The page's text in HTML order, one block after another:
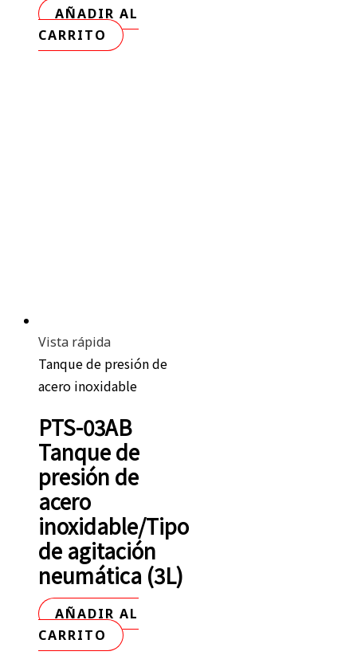
AÑADIR AL
CARRITO
Vista rápida
Tanque de presión de
acero inoxidable
PTS-03AB
Tanque de
presión de
acero
inoxidable/Tipo
de agitación
neumática (3L)
AÑADIR AL
CARRITO